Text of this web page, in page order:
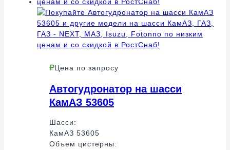
Цена по запросу
Автогудронатор на шасси
КамАЗ 53605
Шасси:
КамАЗ 53605
Объем цистерны: